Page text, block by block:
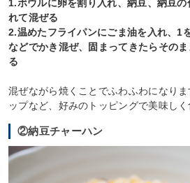
1.ボウルに卵を割り入れ、納豆、納豆
れて混ぜる
2.温めたフライパンにごま油を入れ、1
などでかき混ぜ、固まってきたらその
る
混ぜながら焼くことでふわふわになり
ップなど、好みのトッピングで美味しく
②納豆チャーハン